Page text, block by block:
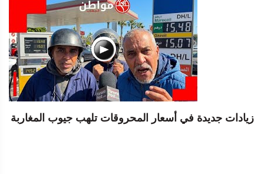
زيادات جديدة في أسعار المحروقات تلهب جيوب المغاربة